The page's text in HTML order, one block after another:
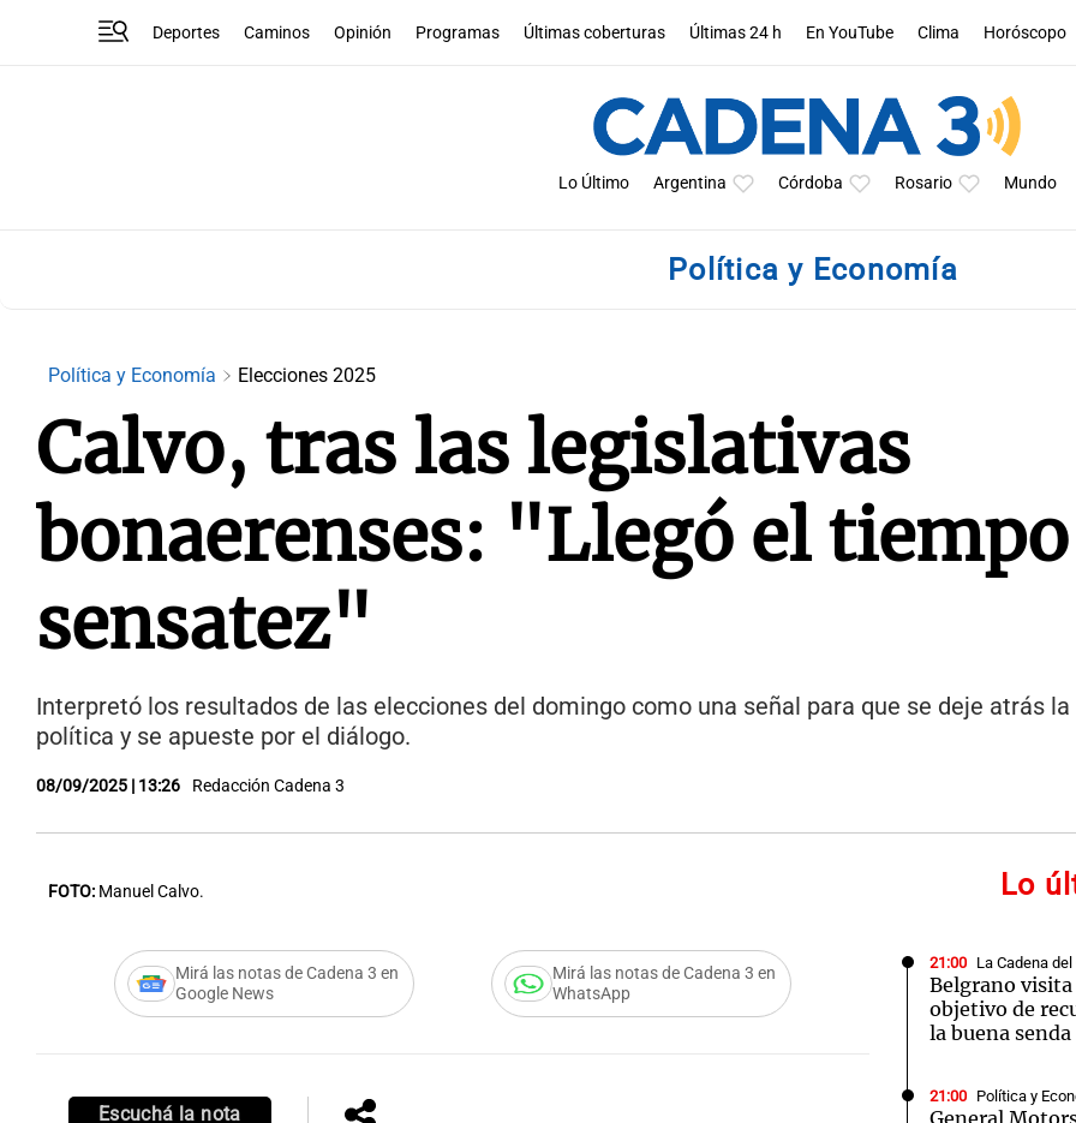
Deportes Caminos Opinión Programas Últimas coberturas Últimas 24 h En YouTube Clima Horóscopo
Lo Último Argentina Córdoba Rosario Mundo
Política y Economía
Política y Economía Elecciones 2025
Calvo, tras las legislativas
bonaerenses: "Llegó el
sensatez"
Interpretó los resultados de las elecciones del domingo como una señal para que se deje atrás
política y se apueste por el diálogo.
08/09/2025 | 13:26 Redacción Cadena 3
FOTO: Manuel Calvo.
Mirá las notas de Cadena 3 en
Google News
Mirá las notas de Cadena 3 en
WhatsApp
Escuchá la nota
Lo
21:00 La Cadena del
Belgrano
objetivo de
la buena senda
21:00 Política y
General